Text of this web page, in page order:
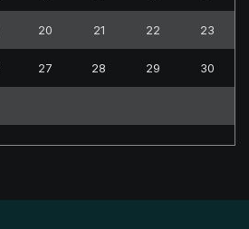
20 21 22 23
27 28 29 30